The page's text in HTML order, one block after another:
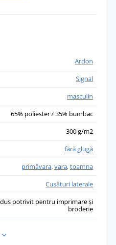
Ardon
Signal
masculin
65% poliester / 35% bumbac
300 g/m2
fără glugă
primăvara,vara,toamna
Cusături laterale
potrivit pentru imprimare și
broderie